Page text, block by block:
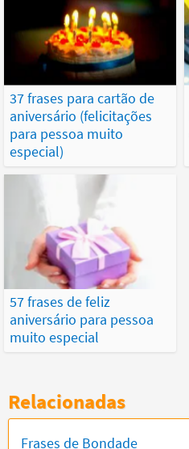
37 frases para cartão de
aniversário (felicitações
para pessoa muito
especial)
57 frases de feliz
aniversário para pessoa
muito especial
Relacionadas
Frases de Bondade